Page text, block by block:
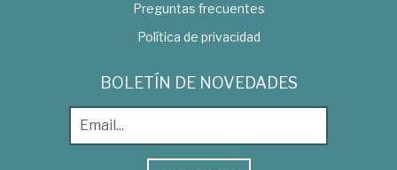
Preguntas frecuentes
Política de privacidad
BOLETÍN DE NOVEDADES